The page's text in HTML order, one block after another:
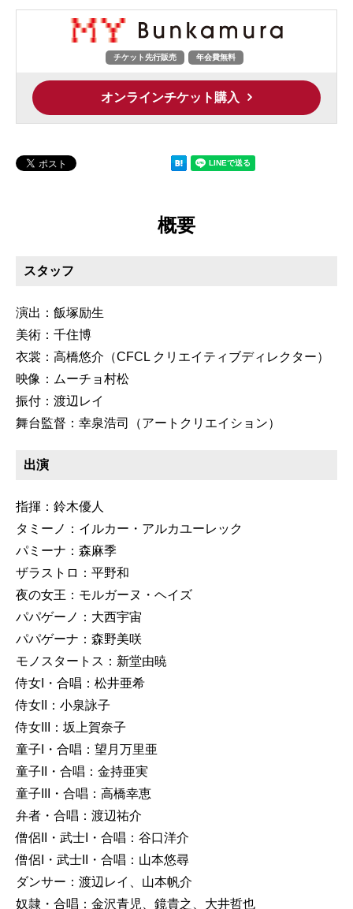
チケット先行販売 年会費無料
オンラインチケット購入
概要
スタッフ
演出：飯塚励生
美術：千住博
衣裳：高橋悠介（CFCL クリエイティブディレクター）
映像：ムーチョ村松
振付：渡辺レイ
舞台監督：幸泉浩司（アートクリエイション）
出演
指揮：鈴木優人
タミーノ：イルカー・アルカユーレック
パミーナ：森麻季
ザラストロ：平野和
夜の女王：モルガーヌ・ヘイズ
パパゲーノ：大西宇宙
パパゲーナ：森野美咲
モノスタートス：新堂由暁
侍女I・合唱：松井亜希
侍女II：小泉詠子
侍女III：坂上賀奈子
童子I・合唱：望月万里亜
童子II・合唱：金持亜実
童子III・合唱：高橋幸恵
弁者・合唱：渡辺祐介
僧侶II・武士I・合唱：谷口洋介
僧侶I・武士II・合唱：山本悠尋
ダンサー：渡辺レイ、山本帆介
奴隷・合唱：金沢青児、鏡貴之、大井哲也